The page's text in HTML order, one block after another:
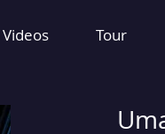
Videos Tour